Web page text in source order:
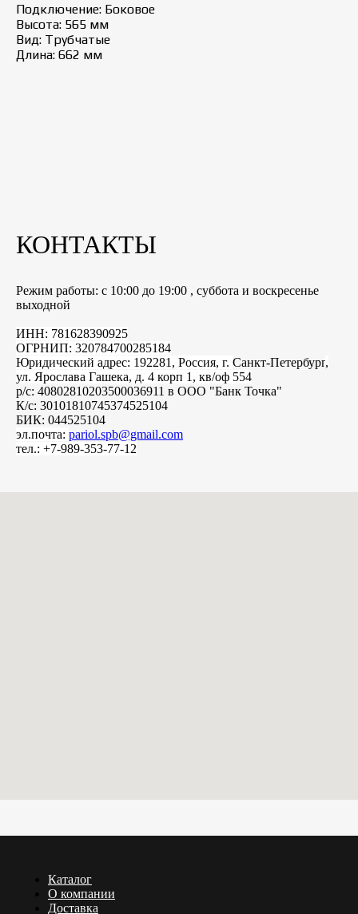
Подключение: Боковое
Высота: 565 мм
Вид: Трубчатые
Длина: 662 мм
КОНТАКТЫ
Режим работы: с 10:00 до 19:00 , суббота и воскресенье
выходной
ИНН: 781628390925
ОГРНИП: 320784700285184
Юридический адрес: 192281, Россия, г. Санкт-Петербург,
ул. Ярослава Гашека, д. 4 корп 1, кв/оф 554
р/с: 40802810203500036911 в ООО "Банк Точка"
К/с: 30101810745374525104
БИК: 044525104
эл.почта: pariol.spb@gmail.com
тел.: +7-989-353-77-12
Каталог
О компании
Доставка